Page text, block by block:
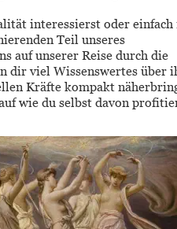
interessierst oder
Teil unseres
auf unserer Reise durch die
dir viel Wissenswertes über
Kräfte kompakt
wie du selbst davon